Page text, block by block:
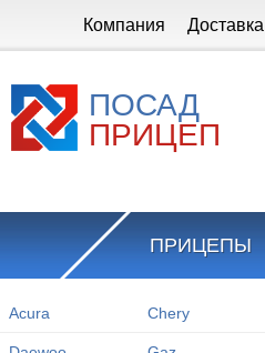
Компания Доставка
ПОСАД
ПРИЦЕП
ПРИЦЕПЫ
Acura Chery